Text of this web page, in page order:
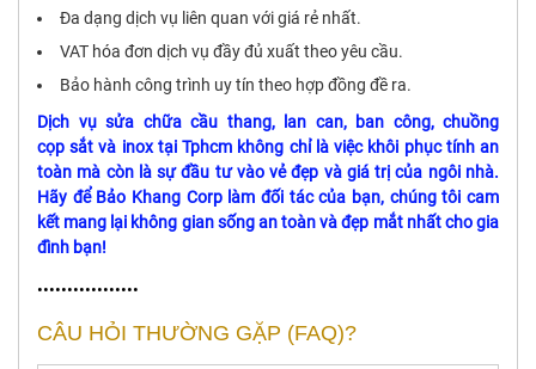
Đa dạng dịch vụ liên quan với giá rẻ nhất.
VAT hóa đơn dịch vụ đầy đủ xuất theo yêu cầu.
Bảo hành công trình uy tín theo hợp đồng đề ra.
Dịch vụ sửa chữa cầu thang, lan can, ban công, chuồng
cọp sắt và inox tại Tphcm không chỉ là việc khôi phục tính an
toàn mà còn là sự đầu tư vào vẻ đẹp và giá trị của ngôi nhà.
Hãy để Bảo Khang Corp làm đối tác của bạn, chúng tôi cam
kết mang lại không gian sống an toàn và đẹp mắt nhất cho gia
đình bạn!
•••••••••••••••••
CÂU HỎI THƯỜNG GẶP (FAQ)?